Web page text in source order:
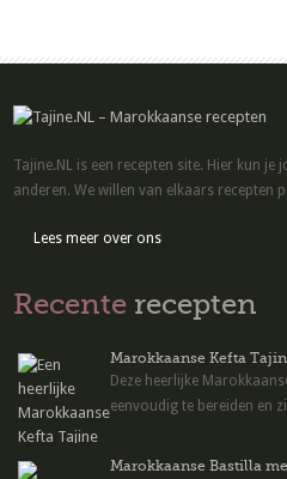
Tajine.NL is een recepten site. Hier kun je
anderen. We willen van elkaars recepten
Lees meer over ons
Recente recepten
Marokkaanse Kefta
Deze heerlijke
eenvoudig te bereiden en
Marokkaanse Bastilla